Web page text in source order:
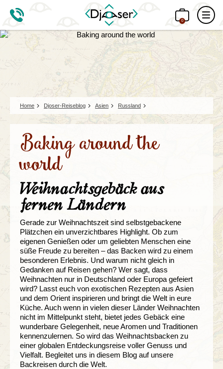
0
Home Djoser-Reiseblog Asien Russland
Baking around the
world
Weihnachtsgebäck aus
fernen Ländern
Gerade zur Weihnachtszeit sind selbstgebackene
Plätzchen ein unverzichtbares Highlight. Ob zum
eigenen Genießen oder um geliebten Menschen eine
süße Freude zu bereiten – das Backen wird zu einem
besonderen Erlebnis. Und warum nicht gleich in
Gedanken auf Reisen gehen? Wer sagt, dass
Weihnachten nur in Deutschland oder Europa gefeiert
wird? Lasst euch von exotischen Rezepten aus Asien
und dem Orient inspirieren und bringt die Welt in eure
Küche. Auch wenn in vielen dieser Länder Weihnachten
nicht im Mittelpunkt steht, bietet jedes Gebäck eine
wunderbare Gelegenheit, neue Aromen und Traditionen
kennenzulernen. So wird das Weihnachtsbacken zu
einer globalen Entdeckungsreise voller Genuss und
Vielfalt. Begleitet uns in diesem Blog auf unsere
Backreisen durch die Welt.